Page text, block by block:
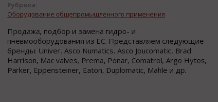
Рубрика:
Оборудование общепромышленного применения
Продажа, подбор и замена гидро- и
пневмооборудования из ЕС. Представляем следующие
бренды: Univer, Asco Numatics, Asco Joucomatic, Brad
Harrison, Mac valves, Prema, Ponar, Comatrol, Argo Hytos,
Parker, Eppensteiner, Eaton, Duplomatic, Mahle и др.